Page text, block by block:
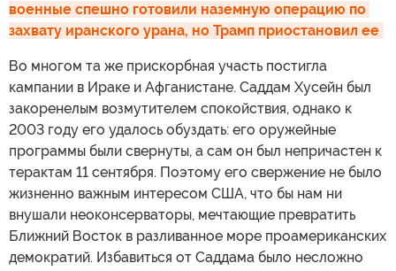
военные спешно готовили наземную операцию по
захвату иранского урана, но Трамп приостановил ее
Во многом та же прискорбная участь постигла
кампании в Ираке и Афганистане. Саддам Хусейн был
закоренелым возмутителем спокойствия, однако к
2003 году его удалось обуздать: его оружейные
программы были свернуты, а сам он был непричастен к
терактам 11 сентября. Поэтому его свержение не было
жизненно важным интересом США, что бы нам ни
внушали неоконсерваторы, мечтающие превратить
Ближний Восток в разливанное море проамериканских
демократий. Избавиться от Саддама было несложно